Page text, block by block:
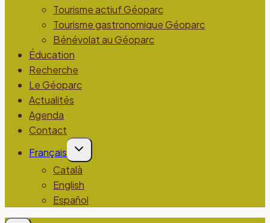
Tourisme actiuf Géoparc
Tourisme gastronomique Géoparc
Bénévolat au Géoparc
Éducation
Recherche
Le Géoparc
Actualités
Agenda
Contact
Français
Ouvrir/fermer
menu
enfant
Català
English
Español